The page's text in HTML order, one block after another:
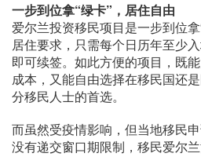
一步到位拿“绿卡”，居住自由
爱尔兰投资移民项目是一步到位
居住要求，只需每个日历年至少
即可续签。如此方便的项目，既
成本，又能自由选择在移民国还
分移民人士的首选。
而虽然受疫情影响，但当地移民
没有递交窗口期限制，移民爱尔